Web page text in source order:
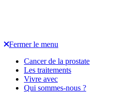
Fermer le menu
Cancer de la prostate
Les traitements
Vivre avec
Qui sommes-nous ?